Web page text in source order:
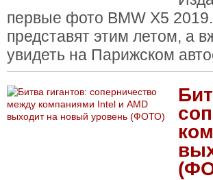
первые фото BMW X5
представят этим летом, а
увидеть на Парижском